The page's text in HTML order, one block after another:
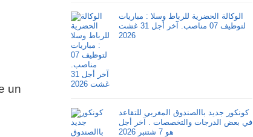
un
الوكالة الحضرية للرباط وسلا : مباريات
لتوظيف 07 مناصب. آخر أجل 31 غشت
2026
كونكور جديد باالصندوق المغربي للتقاعد
في بعض الدرجات والتخصصات . آخر أجل
هو 7 شتنبر 2026